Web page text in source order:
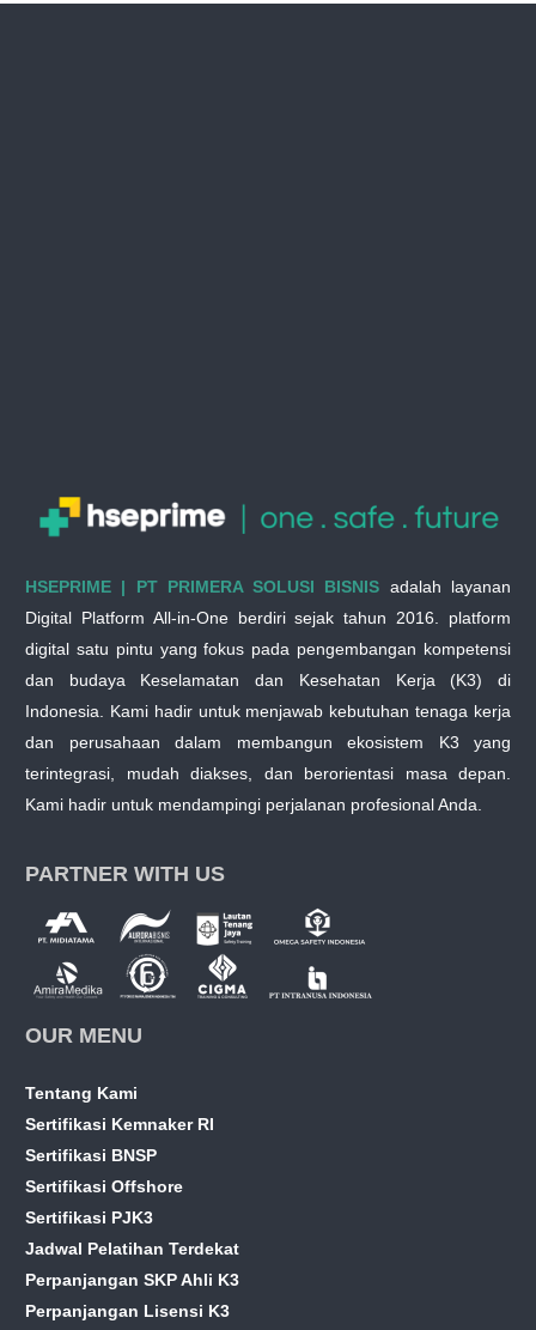
HSEPRIME | PT PRIMERA SOLUSI BISNIS adalah layanan
Digital Platform All-in-One berdiri sejak tahun 2016. platform
digital satu pintu yang fokus pada pengembangan kompetensi
dan budaya Keselamatan dan Kesehatan Kerja (K3) di
Indonesia. Kami hadir untuk menjawab kebutuhan tenaga kerja
dan perusahaan dalam membangun ekosistem K3 yang
terintegrasi, mudah diakses, dan berorientasi masa depan.
Kami hadir untuk mendampingi perjalanan profesional Anda.
PARTNER WITH US
OUR MENU
Tentang Kami
Sertifikasi Kemnaker RI
Sertifikasi BNSP
Sertifikasi Offshore
Sertifikasi PJK3
Jadwal Pelatihan Terdekat
Perpanjangan SKP Ahli K3
Perpanjangan Lisensi K3